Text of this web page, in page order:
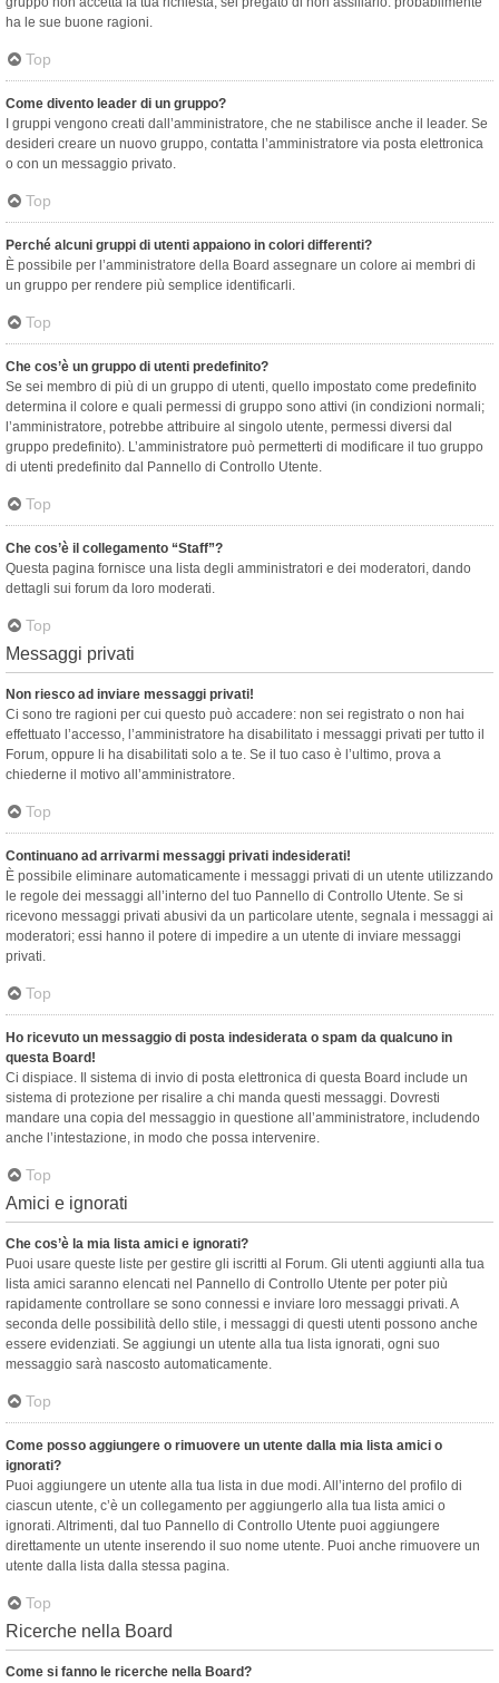
ha le sue buone ragioni.
Top
Come divento leader di un gruppo?
I gruppi vengono creati dall’amministratore, che ne stabilisce anche il leader. Se
desideri creare un nuovo gruppo, contatta l’amministratore via posta elettronica
o con un messaggio privato.
Top
Perché alcuni gruppi di utenti appaiono in colori differenti?
È possibile per l’amministratore della Board assegnare un colore ai membri di
un gruppo per rendere più semplice identificarli.
Top
Che cos’è un gruppo di utenti predefinito?
Se sei membro di più di un gruppo di utenti, quello impostato come predefinito
determina il colore e quali permessi di gruppo sono attivi (in condizioni normali;
l’amministratore, potrebbe attribuire al singolo utente, permessi diversi dal
gruppo predefinito). L’amministratore può permetterti di modificare il tuo gruppo
di utenti predefinito dal Pannello di Controllo Utente.
Top
Che cos’è il collegamento “Staff”?
Questa pagina fornisce una lista degli amministratori e dei moderatori, dando
dettagli sui forum da loro moderati.
Top
Messaggi privati
Non riesco ad inviare messaggi privati!
Ci sono tre ragioni per cui questo può accadere: non sei registrato o non hai
effettuato l’accesso, l’amministratore ha disabilitato i messaggi privati per tutto il
Forum, oppure li ha disabilitati solo a te. Se il tuo caso è l’ultimo, prova a
chiederne il motivo all’amministratore.
Top
Continuano ad arrivarmi messaggi privati indesiderati!
È possibile eliminare automaticamente i messaggi privati ​​di un utente utilizzando
le regole dei messaggi all’interno del tuo Pannello di Controllo Utente. Se si
ricevono messaggi privati ​​abusivi da un particolare utente, segnala i messaggi ai
moderatori; essi hanno il potere di impedire a un utente di inviare messaggi
privati​​.
Top
Ho ricevuto un messaggio di posta indesiderata o spam da qualcuno in
questa Board!
Ci dispiace. Il sistema di invio di posta elettronica di questa Board include un
sistema di protezione per risalire a chi manda questi messaggi. Dovresti
mandare una copia del messaggio in questione all’amministratore, includendo
anche l’intestazione, in modo che possa intervenire.
Top
Amici e ignorati
Che cos’è la mia lista amici e ignorati?
Puoi usare queste liste per gestire gli iscritti al Forum. Gli utenti aggiunti alla tua
lista amici saranno elencati nel Pannello di Controllo Utente per poter più
rapidamente controllare se sono connessi e inviare loro messaggi privati. A
seconda delle possibilità dello stile, i messaggi di questi utenti possono anche
essere evidenziati. Se aggiungi un utente alla tua lista ignorati, ogni suo
messaggio sarà nascosto automaticamente.
Top
Come posso aggiungere o rimuovere un utente dalla mia lista amici o
ignorati?
Puoi aggiungere un utente alla tua lista in due modi. All’interno del profilo di
ciascun utente, c’è un collegamento per aggiungerlo alla tua lista amici o
ignorati. Altrimenti, dal tuo Pannello di Controllo Utente puoi aggiungere
direttamente un utente inserendo il suo nome utente. Puoi anche rimuovere un
utente dalla lista dalla stessa pagina.
Top
Ricerche nella Board
Come si fanno le ricerche nella Board?